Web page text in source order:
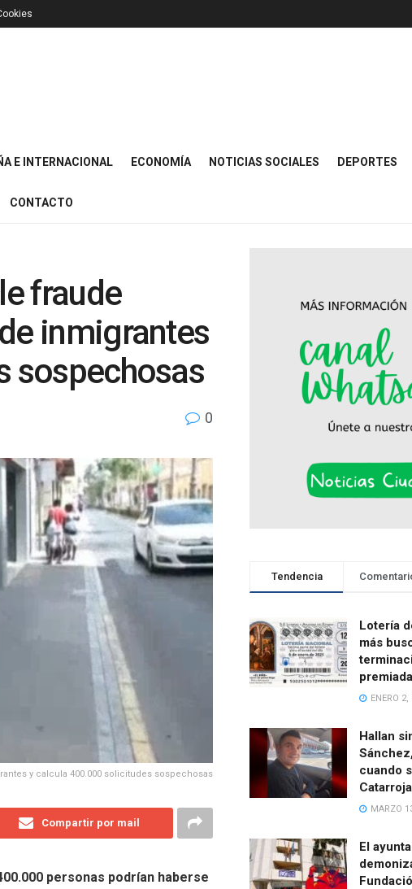
E INTERNACIONAL ECONOMÍA NOTICIAS SOCIALES DEPORTES
CONTACTO
fraude
inmigrantes
sospechosas
0
y calcula 400.000 solicitudes sospechosas
Compartir por mail
personas podrían haberse
Tendencia
Lotería
más
ENERO 2,
Hallan
cuando
Catarroja
MARZO
El